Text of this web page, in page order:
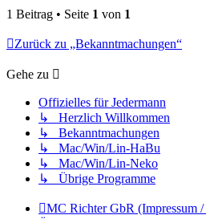
1 Beitrag • Seite 1 von 1
Zurück zu „Bekanntmachungen“
Gehe zu
Offizielles für Jedermann
↳ Herzlich Willkommen
↳ Bekanntmachungen
↳ Mac/Win/Lin-HaBu
↳ Mac/Win/Lin-Neko
↳ Übrige Programme
MC Richter GbR (Impressum /